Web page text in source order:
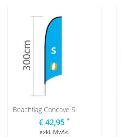
Beachflag Concave S
€ 42,95 *
exkl. MwSt.